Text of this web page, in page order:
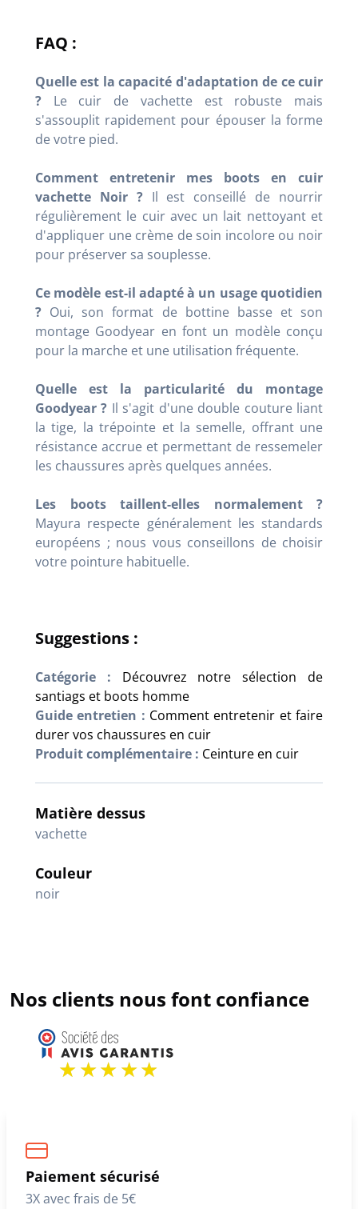
FAQ :
Quelle est la capacité d'adaptation de ce cuir
? Le cuir de vachette est robuste mais
s'assouplit rapidement pour épouser la forme
de votre pied.
Comment entretenir mes boots en cuir
vachette Noir ?Il est conseillé de nourrir
régulièrement le cuir avec un lait nettoyant et
d'appliquer une crème de soin incolore ou noir
pour préserver sa souplesse.
Ce modèle est-il adapté à un usage quotidien
? Oui, son format de bottine basse et son
montage Goodyear en font un modèle conçu
pour la marche et une utilisation fréquente.
Quelle est la particularité du montage
Goodyear ? Il s'agit d'une double couture liant
la tige, la trépointe et la semelle, offrant une
résistance accrue et permettant de ressemeler
les chaussures après quelques années.
Les boots taillent-elles normalement ?
Mayura respecte généralement les standards
européens ; nous vous conseillons de choisir
votre pointure habituelle.
Suggestions :
Catégorie :
Découvrez notre sélection de
santiags et boots homme
Guide entretien : Comment entretenir et faire
durer vos chaussures en cuir
Produit complémentaire : Ceinture en cuir
Matière dessus
vachette
Couleur
noir
Nos clients nous font confiance
Paiement sécurisé
3X avec frais de 5€